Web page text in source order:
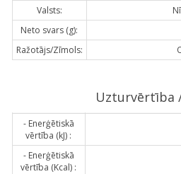
Valsts:
Neto svars (g):
Ražotājs/Zīmols:
Uzturvērtība
- Enerģētiskā
vērtība (kJ) :
- Enerģētiskā
vērtība (Kcal) :